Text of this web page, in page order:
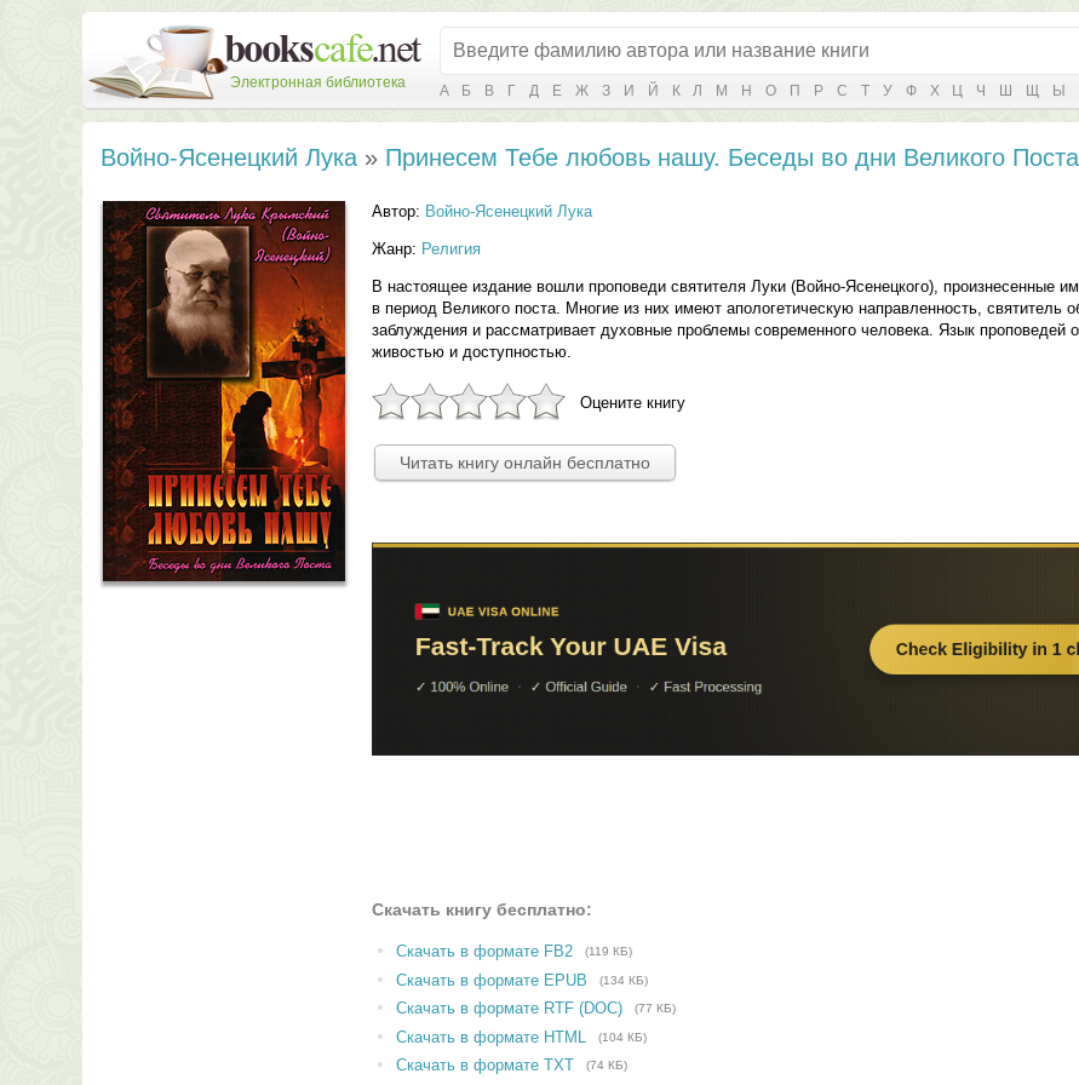
Электронная библиотека А Б В Г Д Е Ж З И Й К Л М Н О П Р С Т У Ф Х Ц Ч Ш Щ Ы
Войно-Ясенецкий Лука» Принесем Тебе любовь нашу. Беседы во дни Великого Поста
Автор: Войно-Ясенецкий Лука
Жанр: Религия
В настоящее издание вошли проповеди святителя Луки (Войно-Ясенецкого), произнесенные
в период Великого поста. Многие из них имеют апологетическую направленность, святитель
заблуждения и рассматривает духовные проблемы современного человека. Язык проповедей
живостью и доступностью.
Оцените книгу
Читать книгу онлайн бесплатно
Скачать книгу бесплатно:
Скачать в формате FB2 (119 КБ)
Скачать в формате EPUB (134 КБ)
Скачать в формате RTF (DOC) (77 КБ)
Скачать в формате HTML (104 КБ)
Скачать в формате TXT (74 КБ)